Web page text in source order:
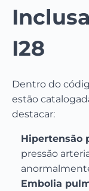
I28
Dentro do
estão
destacar:
Hipertensão
pressão
Embolia